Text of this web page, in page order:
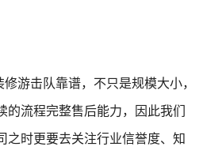
游击队靠谱，不只是规模大小，
的流程完整售后能力，因此我们
之时更要去关注行业信誉度、知